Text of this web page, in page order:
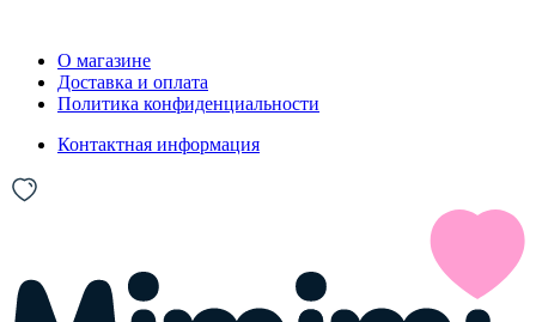
О магазине
Доставка и оплата
Политика конфиденциальности
Контактная информация